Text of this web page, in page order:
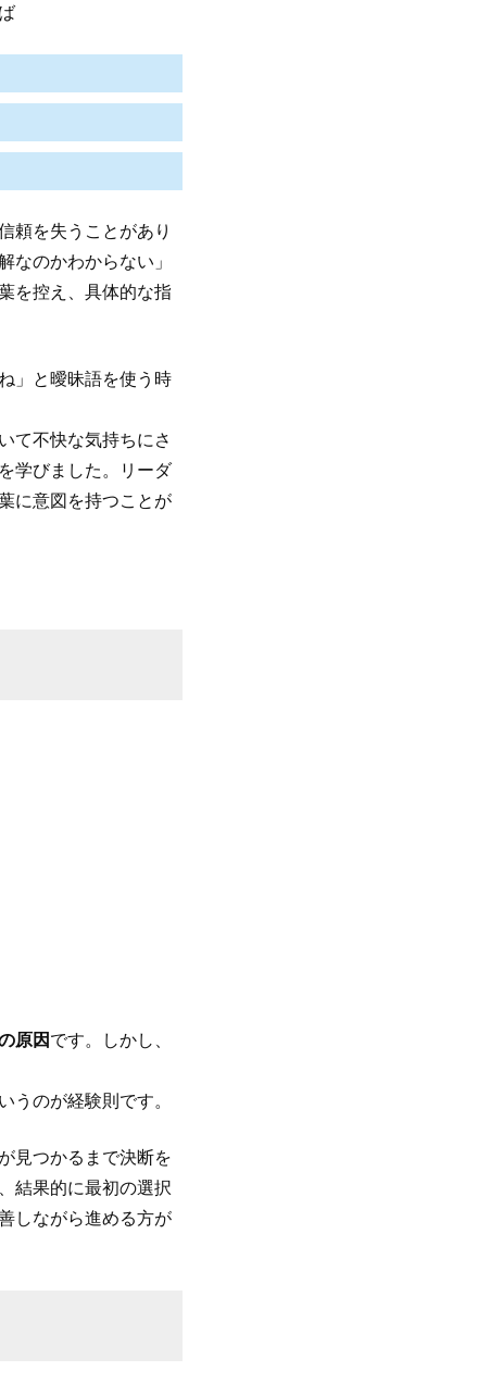
頼を失うことがあり
なのかわからない」
を控え、具体的な指
」と曖昧語を使う時
て不快な気持ちにさ
学びました。リーダ
に意図を持つことが
原因 です。しかし、
うのが経験則です。
見つかるまで決断を
結果的に最初の選択
しながら進める方が